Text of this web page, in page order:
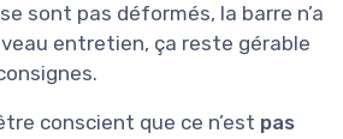
sont pas déformés, la barre n’a
entretien, ça reste gérable
conscient que ce n’est pas